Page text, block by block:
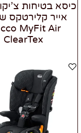
כיסא בטיחות
אייר קלירטקס
MyFit Air
ClearTex